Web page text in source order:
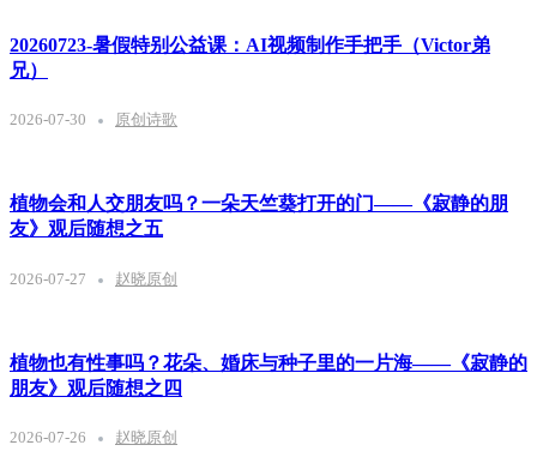
20260723-暑假特别公益课：AI视频制作手把手（Victor弟
兄）
2026-07-30 原创诗歌
植物会和人交朋友吗？一朵天竺葵打开的门——《寂静的朋
友》观后随想之五
2026-07-27 赵晓原创
植物也有性事吗？花朵、婚床与种子里的一片海——《寂静的
朋友》观后随想之四
2026-07-26 赵晓原创